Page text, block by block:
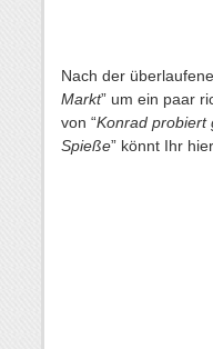
Nach der
Markt” um ein paar
von “Konrad probiert
Spieße” könnt Ihr